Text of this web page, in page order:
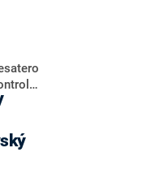
praxe